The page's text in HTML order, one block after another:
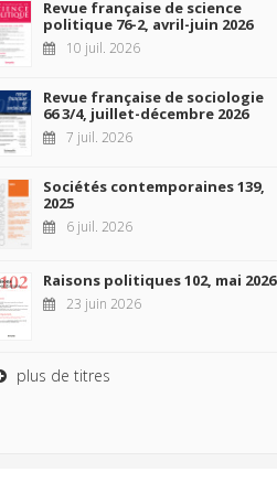
Revue française de science
politique 76-2, avril-juin 2026
10 juil. 2026
Revue française de sociologie
66 3/4, juillet-décembre 2026
7 juil. 2026
Sociétés contemporaines 139,
2025
6 juil. 2026
Raisons politiques 102, mai 2026
23 juin 2026
plus de titres